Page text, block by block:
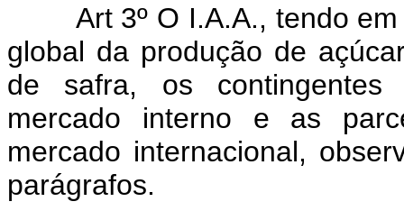
Art 3º O I.A.A., tendo
global da produção de
de safra, os contingentes
mercado interno e as
mercado internacional,
parágrafos.